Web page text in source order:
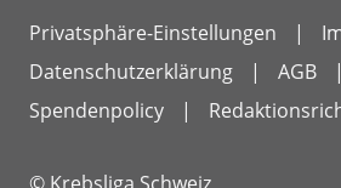
Privatsphäre-Einstellungen
Datenschutzerklärung
AGB
Spendenpolicy
© Krebsliga Schweiz